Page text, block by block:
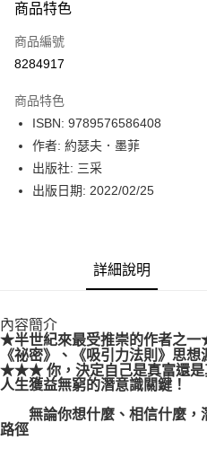
icash Pay
信用卡一次付款
LINE Pay
Apple Pay
街口支付
博客來商品配送方式
每筆NT$80，滿NT$1,000(含以上
商品特色
商品編號
8284917
商品特色
ISBN: 9789576586408
作者: 約瑟夫．墨菲
出版社: 三采
出版日期: 2022/02/25
詳細說明
內容簡介
★半世紀來最受推崇的作者之
《祕密》、《吸引力法則》思
★★★ 你，決定自己是真富還
人生獲益無窮的潛意識關鍵！
無論你想什麼、相信什麼，
路徑